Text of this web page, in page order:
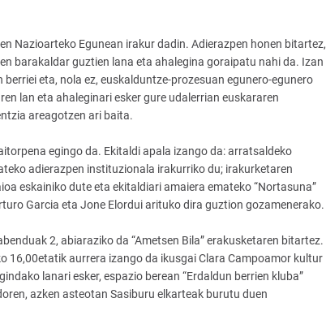
Nazioarteko Egunean irakur dadin. Adierazpen honen bitartez,
barakaldar guztien lana eta ahalegina goraipatu nahi da. Izan
eta, nola ez, euskalduntze-prozesuan egunero-egunero
lan eta ahaleginari esker gure udalerrian euskararen
areagotzen ari baita.
egingo da. Ekitaldi apala izango da: arratsaldeko
adierazpen instituzionala irakurriko du; irakurketaren
eskainiko dute eta ekitaldiari amaiera emateko “Nortasuna”
Garcia eta Jone Elordui arituko dira guztion gozamenerako.
2, abiaraziko da “Ametsen Bila” erakusketaren bitartez.
16,00etatik aurrera izango da ikusgai Clara Campoamor kultur
lanari esker, espazio berean “Erdaldun berrien kluba”
azken asteotan Sasiburu elkarteak burutu duen